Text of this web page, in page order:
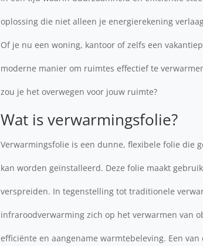
oplossing die niet alleen je energierekening
Of je nu een woning, kantoor of zelfs een
moderne manier om ruimtes effectief te
zou je het overwegen voor jouw ruimte?
Wat is verwarmingsfolie?
Verwarmingsfolie is een dunne, flexibele folie die
kan worden geïnstalleerd. Deze folie maakt
verspreiden. In tegenstelling tot traditionele
infraroodverwarming zich op het verwarmen van
efficiënte en aangename warmtebeleving. Een